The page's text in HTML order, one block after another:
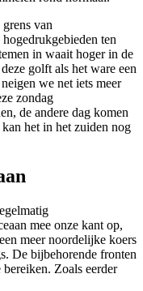
van
ten
in waait hoger in de
golft als het ware een
we net iets meer
zondag
de andere dag komen
het in het zuiden nog
mee onze kant op,
meer noordelijke koers
De bijbehorende fronten
Zoals eerder